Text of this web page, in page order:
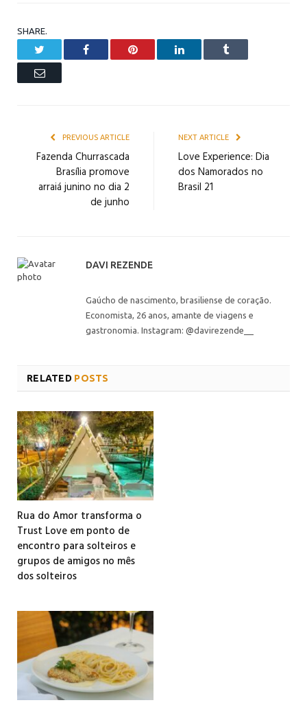
SHARE.
Facebook Pinterest LinkedIn Tumblr
Email
PREVIOUS ARTICLE
Fazenda Churrascada
Brasília promove
arraiá junino no dia 2
de junho
NEXT ARTICLE
Love Experience: Dia
dos Namorados no
Brasil 21
DAVI REZENDE
Gaúcho de nascimento, brasiliense de coração.
Economista, 26 anos, amante de viagens e
gastronomia. Instagram: @davirezende__
RELATED POSTS
Rua do Amor transforma o
Trust Love em ponto de
encontro para solteiros e
grupos de amigos no mês
dos solteiros